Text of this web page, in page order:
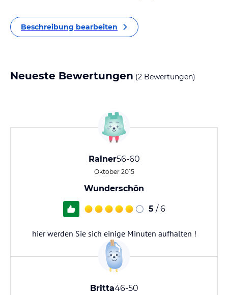
Beschreibung bearbeiten
Neueste Bewertungen (2 Bewertungen)
Rainer56-60
Oktober 2015
Wunderschön
5 / 6
hier werden Sie sich einige Minuten aufhalten !
Britta46-50